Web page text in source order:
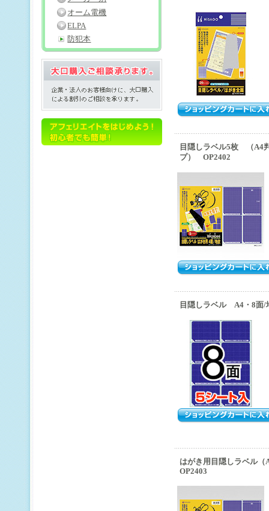
目隠しラベル5枚 （A4
プ） OP2402
目隠しラベル A4・8面
はがき用目隠しラベル
OP2403
オーム電機
ELPA
防犯本